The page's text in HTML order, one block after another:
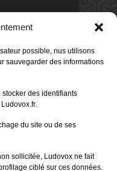
possible, nus utilisons
sauvegarder des informations
des identifiants
du site ou de ses
sollicitée, Ludovox ne fait
ciblé sur ces données.
Box - Ciao
80%
Box - Ciao